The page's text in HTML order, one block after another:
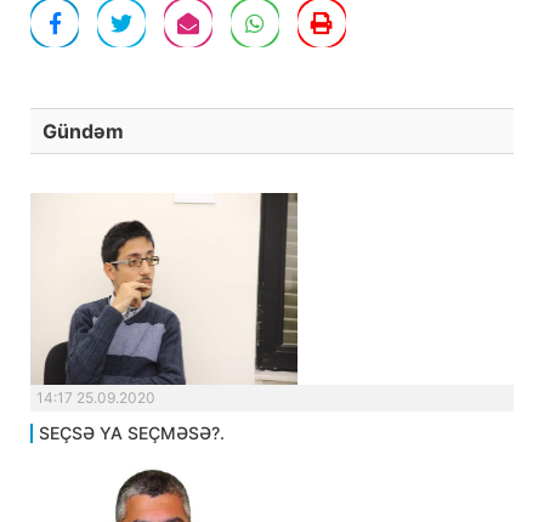
Gündəm
14:17 25.09.2020
SEÇSƏ YA SEÇMƏSƏ?.